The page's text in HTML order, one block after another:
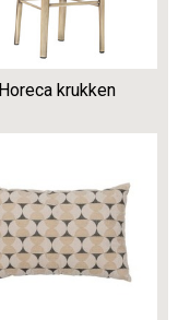
Horeca krukken